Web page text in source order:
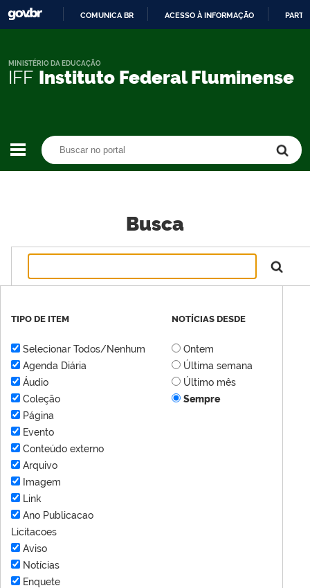
CONTEÚDO
COMUNICA BR ACESSO À INFORMAÇÃO
IFF Instituto Federal Fluminense
MINISTÉRIO DA EDUCAÇÃO
Busca
TIPO DE ITEM
Selecionar Todos/Nenhum
Agenda Diária
Áudio
Coleção
Página
Evento
Conteúdo externo
Arquivo
Imagem
Link
Ano Publicacao
Licitacoes
Aviso
Notícias
Enquete
NOTÍCIAS DESDE
Ontem
Última semana
Último mês
Sempre